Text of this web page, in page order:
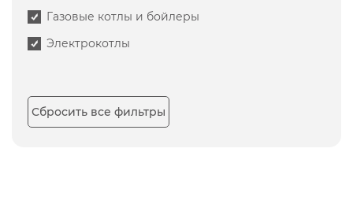
Газовые котлы и бойлеры
Электрокотлы
Сбросить все фильтры